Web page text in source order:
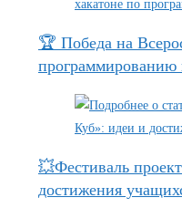
🏆 Победа на
программированию
💥Фестиваль
достижения